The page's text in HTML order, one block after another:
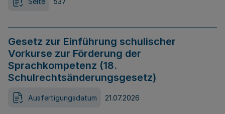
Gesetz zur Einführung schulischer
Vorkurse zur Förderung der
Sprachkompetenz (18.
Schulrechtsänderungsgesetz)
Ausfertigungsdatum 21.07.2026